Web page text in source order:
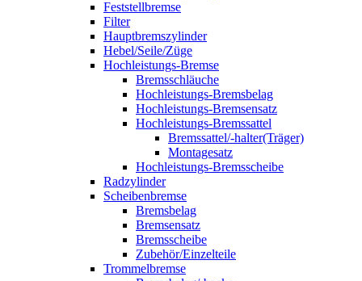
Feststellbremse
Filter
Hauptbremszylinder
Hebel/Seile/Züge
Hochleistungs-Bremse
Bremsschläuche
Hochleistungs-Bremsbelag
Hochleistungs-Bremsensatz
Hochleistungs-Bremssattel
Bremssattel/-halter(Träger)
Montagesatz
Hochleistungs-Bremsscheibe
Radzylinder
Scheibenbremse
Bremsbelag
Bremsensatz
Bremsscheibe
Zubehör/Einzelteile
Trommelbremse